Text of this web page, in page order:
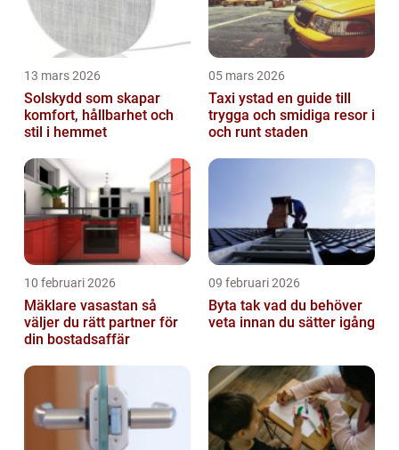
13 mars 2026
Solskydd som skapar
komfort, hållbarhet och
stil i hemmet
05 mars 2026
Taxi ystad en guide till
trygga och smidiga resor i
och runt staden
10 februari 2026
Mäklare vasastan så
väljer du rätt partner för
din bostadsaffär
09 februari 2026
Byta tak vad du behöver
veta innan du sätter igång